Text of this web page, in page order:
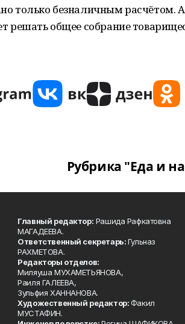
только безналичным расчётом.
решать общее собрание
Рубрика "Еда и
Главный редактор: Рашида Рафкатовна
МАГАДЕЕВА.
Ответственный секретарь:Гульназ
РАХМЕТОВА.
Редакторы отделов:
Миляуша МУХАМЕТЬЯНОВА,
Раиля ГАЛЕЕВА,
Зульфия ХАННАНОВА.
Художественный редактор:Факил
МУСТАФИН.